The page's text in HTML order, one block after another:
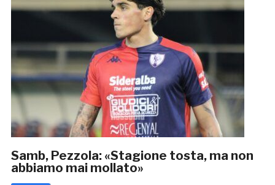
Samb, Pezzola: «Stagione tosta, ma non
abbiamo mai mollato»